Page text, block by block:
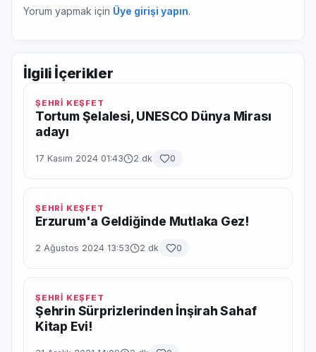
Yorum yapmak için Üye girişi yapın.
İlgili İçerikler
ŞEHRİ KEŞFET
Tortum Şelalesi, UNESCO Dünya Mirası
adayı
17 Kasım 2024 01:43 2 dk 0
ŞEHRİ KEŞFET
Erzurum'a Geldiğinde Mutlaka Gez!
2 Ağustos 2024 13:53 2 dk 0
ŞEHRİ KEŞFET
Şehrin Sürprizlerinden İnşirah Sahaf
Kitap Evi!